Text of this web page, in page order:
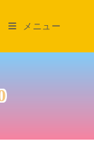
メニュー